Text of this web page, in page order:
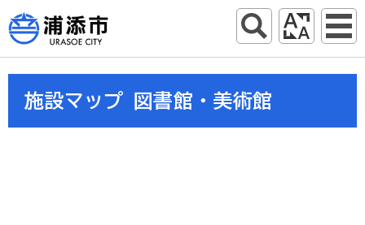
施設マップ 図書館・美術館